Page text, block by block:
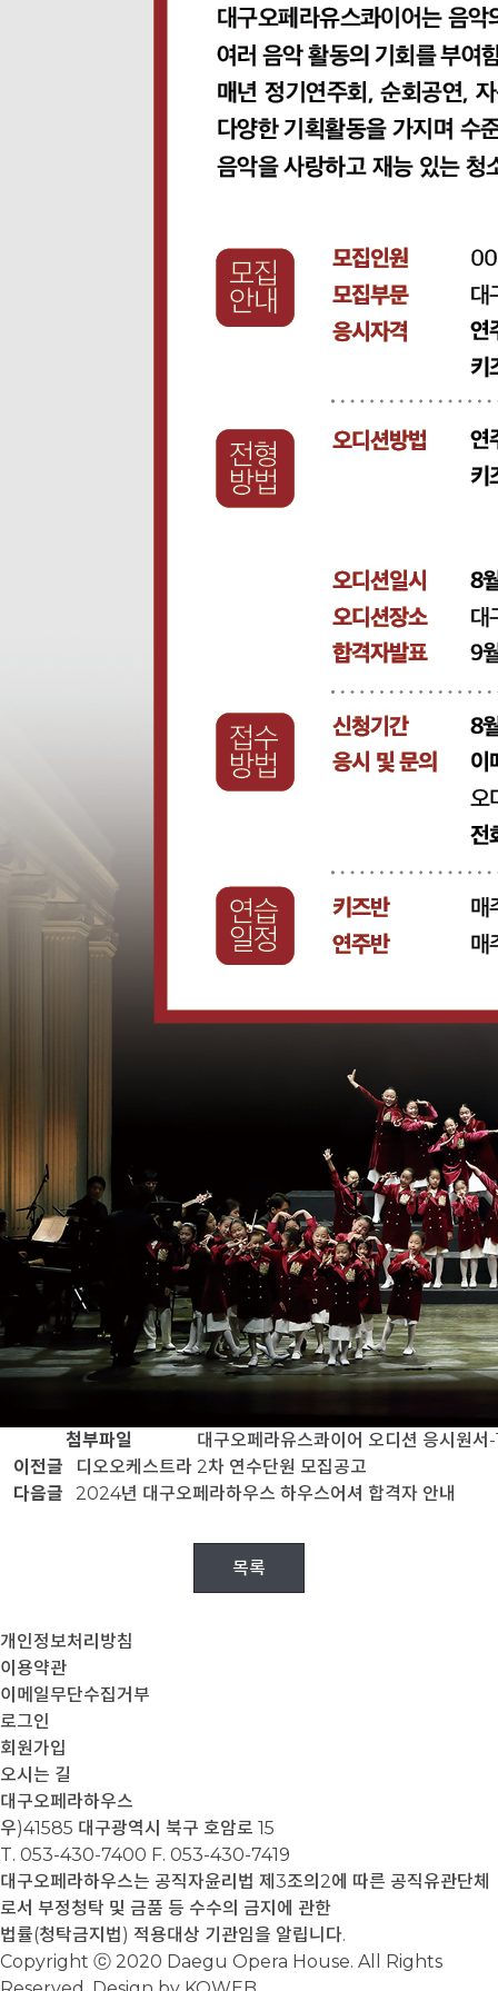
첨부파일
대구오페라유스콰이어 오디션 응시원
이전글
디오오케스트라 2차 연수단원 모집공고
다음글
2024년 대구오페라하우스 하우스어셔 합격자 안내
목록
개인정보처리방침
이용약관
이메일무단수집거부
로그인
회원가입
오시는 길
대구오페라하우스
우)41585 대구광역시 북구 호암로 15
T. 053-430-7400 F. 053-430-7419
대구오페라하우스는 공직자윤리법 제3조의2에 따른 공직유관단체
로서 부정청탁 및 금품 등 수수의 금지에 관한
법률(청탁금지법) 적용대상 기관임을 알립니다.
Copyright ⓒ 2020 Daegu Opera House. All Rights